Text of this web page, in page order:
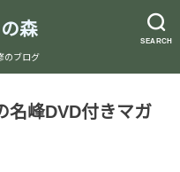
SEARCH
森
のブログ
名峰DVD付きマガ